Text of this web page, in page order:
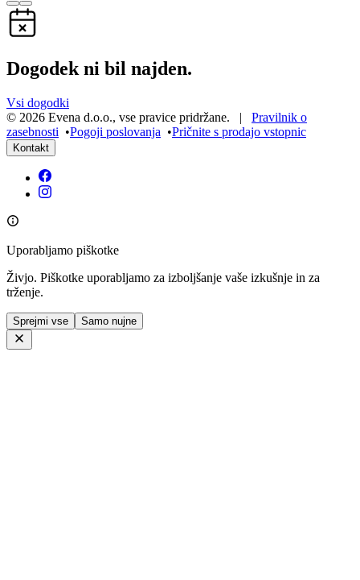
Dogodek ni bil najden.
Vsi dogodki
© 2026 Evena d.o.o., vse pravice pridržane. | Pravilnik o
zasebnosti •Pogoji poslovanja •Pričnite s prodajo vstopnic
Kontakt
Uporabljamo piškotke
Živjo. Piškotke uporabljamo za izboljšanje vaše izkušnje in za
trženje.
Sprejmi vse Samo nujne